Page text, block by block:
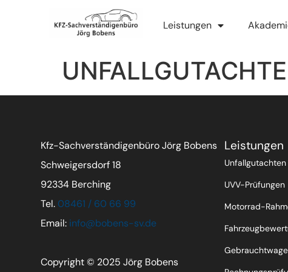
Leistungen
Kfz-Sachverständigenbüro Jörg Bobens
Schweigersdorf 18
92334 Berching
Tel. 08461 / 60 66 99
Email: info@bobens-sv.de
Copyright © 2025 Jörg Bobens
Leistungen
Unfallgutachten
UVV-Prüfungen
Motorrad-